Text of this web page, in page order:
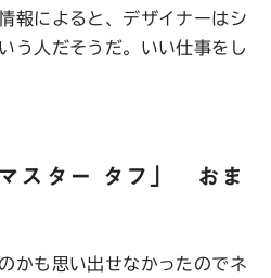
報によると、デザイナーはシ
う人だそうだ。いい仕事をし
スター タフ」 おま
かも思い出せなかったのでネ